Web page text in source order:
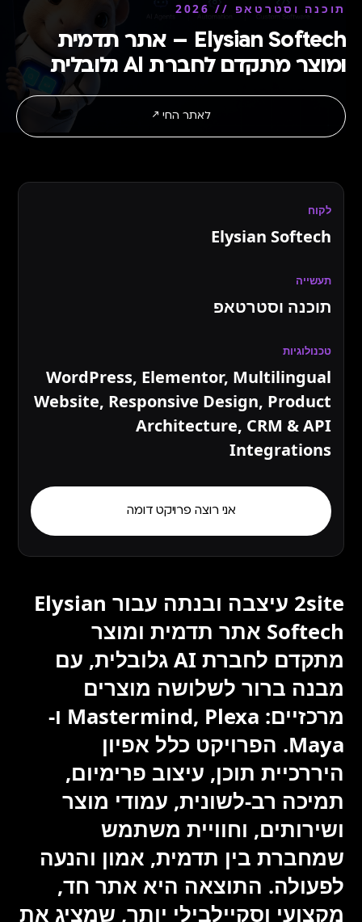
תוכנה וסטרטאפ // 2026
Elysian Softech – אתר תדמית
ומוצר מתקדם לחברת AI גלובלית
לאתר החי ↗
2site עיצבה ובנתה עבור Elysian
Softech אתר תדמית ומוצר
מתקדם לחברת AI גלובלית, עם
מבנה ברור לשלושה מוצרים
מרכזיים: Mastermind, Plexa ו-
Maya. הפרויקט כלל אפיון
היררכיית תוכן, עיצוב פרימיום,
תמיכה רב-לשונית, עמודי מוצר
ושירותים, וחוויית משתמש
שמחברת בין תדמית, אמון והנעה
לפעולה. התוצאה היא אתר חד,
מקצועי וסקיילבילי יותר, שמציג את
לקוח
Elysian Softech
תעשייה
תוכנה וסטרטאפ
טכנולוגיות
WordPress, Elementor, Multilingual
Website, Responsive Design, Product
Architecture, CRM & API
Integrations
אני רוצה פרויקט דומה